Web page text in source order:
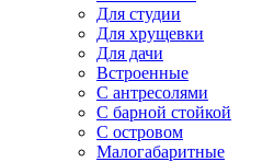
Для студии
Для хрущевки
Для дачи
Встроенные
С антресолями
С барной стойкой
С островом
Малогабаритные